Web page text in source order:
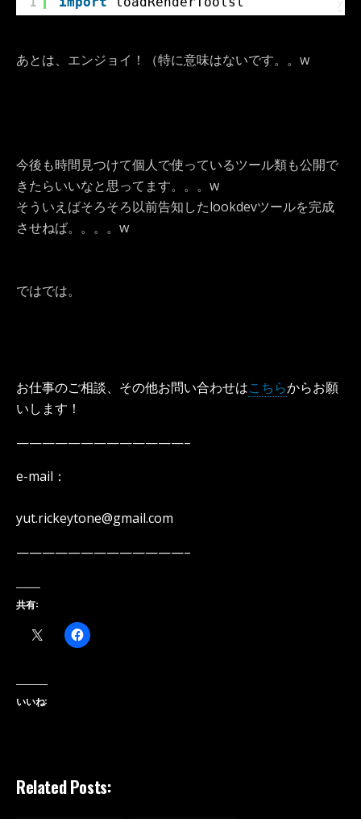
y
n
い
て
あとは、エンジョイ！（特に意味はないです。。w
今後も時間見つけて個人で使っているツール類も公開で
きたらいいなと思ってます。。。w
そういえばそろそろ以前告知したlookdevツールを完成
させねば。。。。w
ではでは。
お仕事のご相談、その他お問い合わせはこちらからお願
いします！
—————————————–
e-mail：
yut.rickeytone@gmail.com
—————————————–
共有:
いいね:
Related Posts: